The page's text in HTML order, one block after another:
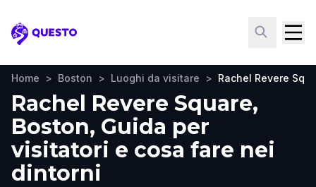
Questo
Home > Boston > Luoghi da visitare > Rachel Revere
Rachel Revere Square,
Boston, Guida per
visitatori e cosa fare nei
dintorni